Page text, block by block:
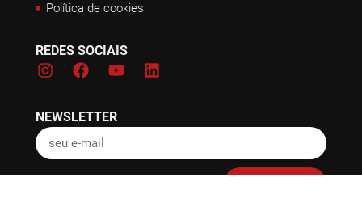
Política de cookies
REDES SOCIAIS
NEWSLETTER